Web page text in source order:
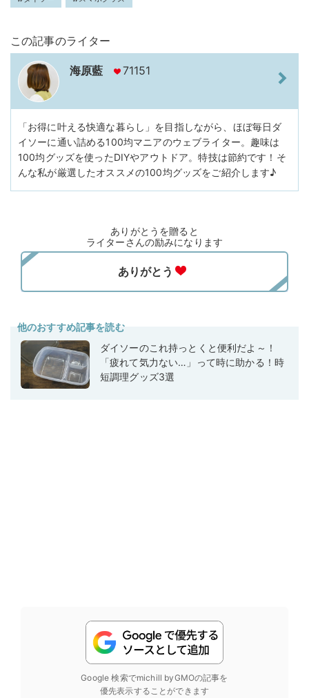
この記事のライター
海原藍 71151
「お得に叶える快適な暮らし」を目指しながら、ほぼ毎日ダ
イソーに通い詰める100均マニアのウェブライター。趣味は
100均グッズを使ったDIYやアウトドア。特技は節約です！そ
んな私が厳選したオススメの100均グッズをご紹介します♪
ありがとうを贈ると
ライターさんの励みになります
他のおすすめ記事を読む
ダイソーのこれ持っとくと便利だよ～！
「疲れて気力ない…」って時に助かる！時
短調理グッズ3選
Google 検索でmichill byGMOの記事を
優先表示することができます